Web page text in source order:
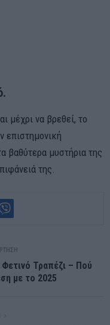
μέχρι να βρεθεί, το
επιστημονική
βαθύτερα μυστήρια της
της.
Τραπέζι – Πού
με το 2025